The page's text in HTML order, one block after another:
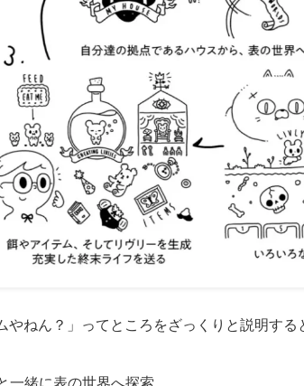
やねん？」ってところをざっくりと説明する
一緒に表の世界へ探索